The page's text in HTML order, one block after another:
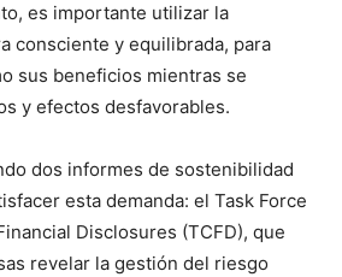
es importante utilizar la
consciente y equilibrada, para
sus beneficios mientras se
y efectos desfavorables.
dos informes de sostenibilidad
esta demanda: el Task Force
Disclosures (TCFD), que
revelar la gestión del riesgo